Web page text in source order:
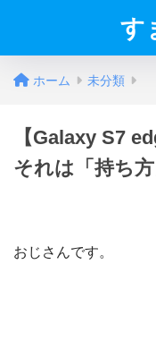
す
ホーム 未分類
【Galaxy S7
それは「持ち
おじさんです。